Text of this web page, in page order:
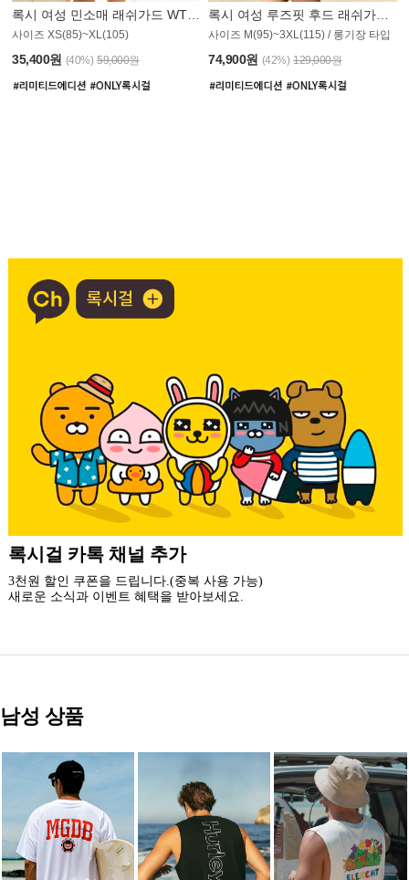
사이즈 XS(85)~XL(105)
35,400원 (40%) 59,000원
사이즈 M(95)~3XL(115) / 롱기장 타입
74,900원 (42%) 129,000원
더 가까운 쇼핑, 록시걸 모바일 앱
빠른쇼핑! 간편결제! 모바일에 딱 맞춘 쇼핑 앱
지금 설치하고 추가 할인 받아 가세요.
남성 상품